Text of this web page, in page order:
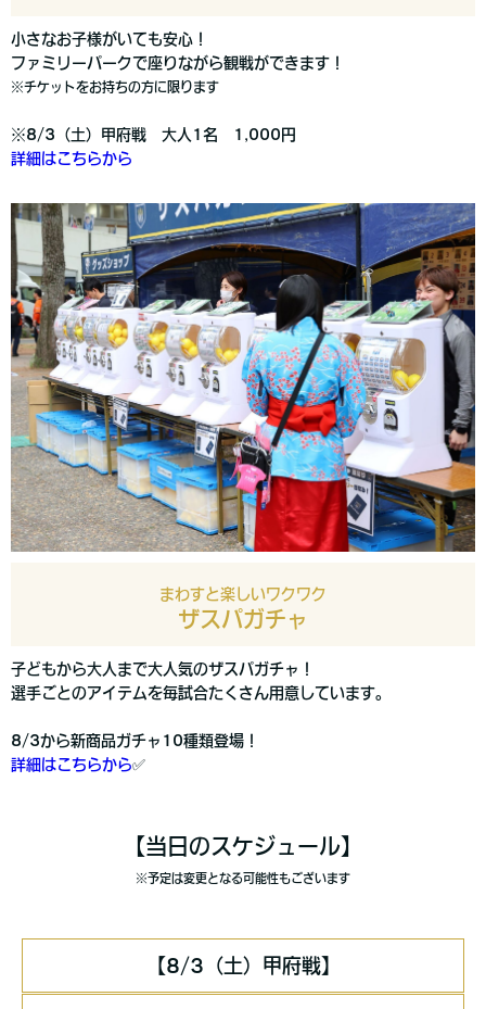
小さなお子様がいても安心！
ファミリーパークで座りながら観戦ができます！
※チケットをお持ちの方に限ります
※8/3（土）甲府戦 大人1名 1,000円
詳細はこちらから
まわすと楽しいワクワク
ザスパガチャ
子どもから大人まで大人気のザスパガチャ！
選手ごとのアイテムを毎試合たくさん用意しています。
8/3から新商品ガチャ10種類登場！
詳細はこちらから✅
【当日のスケジュール】
※予定は変更となる可能性もございます
【8/3（土）甲府戦】